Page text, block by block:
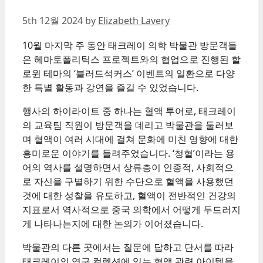
5th 12월 2024 by Elizabeth Lavery
10월 마지막 주 동안 태크레이 의학 박물관 방문객들
은 헤마토폴리틱스 프로젝트와의 협업으로 진행된 할
로윈 테마의 ‘블러드석커스’ 이벤트의 일환으로 다양
한 특별 활동과 강연을 즐길 수 있었습니다.
행사의 하이라이트 중 하나는 혈액 투어로, 태크레이
의 교육팀 직원이 방문객을 데리고 박물관을 둘러보
며 혈액이 여러 시대에 걸쳐 문화에 미친 영향에 대한
흥미로운 이야기를 들려주었습니다. ‘청혈’이라는 용
어의 역사를 설명하면서 상류층이 인종적, 사회적으
로 자신을 구별하기 위한 수단으로 혈액을 사용했던
것에 대한 성찰을 유도하고, 혈액이 전반적인 건강의
지표로서 역사적으로 중국 의학에서 어떻게 두드러지
게 나타나는지에 대한 논의가 이어졌습니다.
박물관의 다른 곳에서는 질문에 답하고 단서를 따라